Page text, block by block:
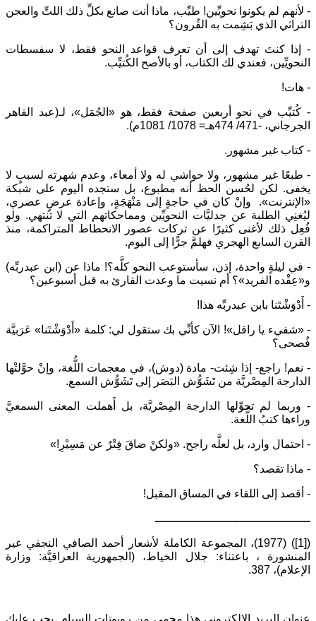
- لأنهم لم يكونوا نحويِّين! طيِّب، ماذا أنت صانع بكلِّ ذلك اللتِّ والعجن
التراثي الذي بَشِمت به القُرون؟
- إذا كنتَ تهدف إلى أن تعرف قواعد النحو فقط، لا سفسطات
النحويِّين، فعندي لك الكتاب، أو بالأصح الكُتيِّب.
- هات!
- كُتيِّب في نحو أربعين صفحة فقط، هو «الجُمَل»، لـ(عبد القاهر
الجرجاني، -471/ 474هـ= 1078/ 1081م).
- كتاب غير مشهور.
- طبعًا غير مشهور، ولا حواشي له ولا أمعاء، وعدم شهرته لسببٍ لا
يخفى. لكن لحُسن الحظ أنه مطبوع، بل ستجده اليوم على شبكة
«الإنترنت». وإنْ كان في حاجةٍ إلى مَنْهَجَةٍ، وإعادة عرضٍ عصري،
ليُغنِي الطلبة عن جدليَّات النحويِّين ومماحكاتهم التي لا تنتهي. ولو
فُعِل ذلك لأغنى كثيرًا عن تركات عصور الانحطاط المتراكمة، منذ
القرن السابع الهجري فهلمَّ جرًّا إلى اليوم.
- في ليلةٍ واحدة، إذن، سأستوعب النحو كلَّه؟! ماذا عن (ابن عبدربِّه)
و«عِقْده الفريد»؟ أم نسيت ما وعدت القارئ به قبل أسبوعين؟
- أَدْوَشْتَنا بابن عبدربِّه هذا!
- «شفيء يا راقل»! الآن كأنِّي بك ستقول لي: كلمة «أَدْوَشْتَنا» عَرَبيَّة
فُصحى؟
- نعم! راجع- إذا شِئت- مادة (دوش)، في معجمات اللُّغة، وإنْ حوَّلتْها
الدارجة المِصْريَّة من تَشَوُّش البَصَر إلى تَشَوُّش السمع.
- وربما لم تحوِّلها الدارجة المِصْريَّة، بل أَهملت المعنى السمعيَّ
وراءها كتبُ اللُّغة.
- احتمال وارد، بل لعلَّه راجح. «ولكنْ ضاقَ فِتْرٌ عن مَسِيْرِ!»
- ماذا تقصد؟
- أقصد إلى اللقاء في المساق المقبل!
ــــــــــــــــــــــــــــــــــــــــــــ
([1]) (1977)، المجموعة الكاملة لأشعار أحمد الصافي النجفي غير
المنشورة ، باعتناء: جلال الخياط، (الجمهورية العراقيَّة: وزارة
الإعلام)، 387.
عنوان البريد الإلكتروني هذا محمي من روبوتات السبام. يجب عليك